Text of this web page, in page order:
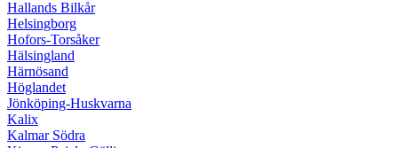
Hallands Bilkår
Helsingborg
Hofors-Torsåker
Hälsingland
Härnösand
Höglandet
Jönköping-Huskvarna
Kalix
Kalmar Södra